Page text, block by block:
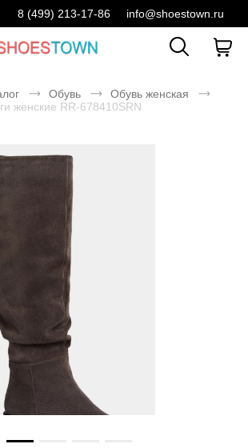
8 (499) 213-17-86 info@shoestown.ru
Обувь
Обувь женская
женские RR-678410SRN